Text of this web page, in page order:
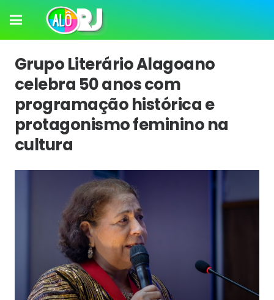
Grupo Literário Alagoano
celebra 50 anos com
programação histórica e
protagonismo feminino na
cultura